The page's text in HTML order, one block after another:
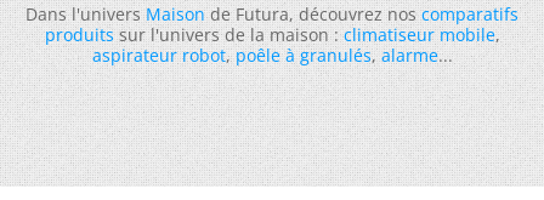
Dans l'universMaisonde Futura, découvrez noscomparatifs
produitssur l'univers de la maison :climatiseur mobile,
aspirateur robot,poêle à granulés,alarme...